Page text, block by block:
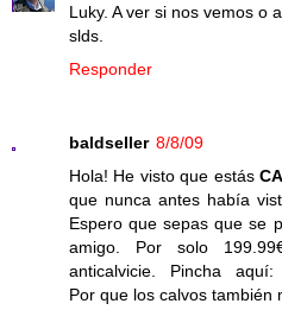
Luky. A ver si nos vemos o
slds.
Responder
baldseller 8/8/09
Hola! He visto que estás
que nunca antes había
Espero que sepas que se
amigo. Por solo
anticalvicie. Pincha aquí:
Por que los calvos también